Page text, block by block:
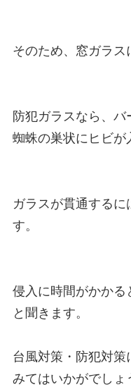
そのため、窓ガラス
防犯ガラスなら、
蜘蛛の巣状にヒビが
ガラスが貫通するに
す。
侵入に時間がかかる
と聞きます。
台風対策・防犯対策
みてはいかがでしょ